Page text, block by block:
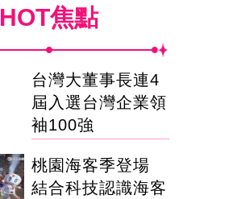
HOT焦點
台灣大董事長連4
屆入選台灣企業領
袖100強
桃園海客季登場
結合科技認識海客